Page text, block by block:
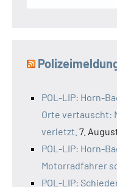
POL-LIP: Horn-
Orte vertauscht:
verletzt. 7.
POL-LIP: Horn-
Motorradfahrer
POL-LIP: